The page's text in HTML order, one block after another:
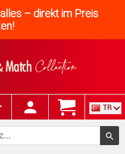
– direkt im Preis
TR